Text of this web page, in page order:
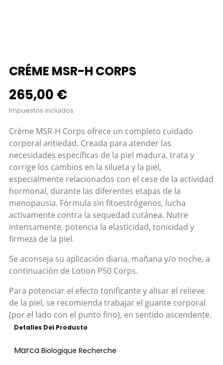
CRÉME MSR-H CORPS
265,00 €
Impuestos incluidos
Crème MSR-H Corps ofrece un completo cuidado
corporal antiedad. Creada para atender las
necesidades específicas de la piel madura, trata y
corrige los cambios en la silueta y la piel,
especialmente relacionados con el cese de la actividad
hormonal, durante las diferentes etapas de la
menopausia. Fórmula sin fitoestrógenos, lucha
activamente contra la sequedad cutánea. Nutre
intensamente, potencia la elasticidad, tonicidad y
firmeza de la piel.
Se aconseja su aplicación diaria, mañana y/o noche, a
continuación de Lotion P50 Corps.
Para potenciar el efecto tonificante y alisar el relieve
de la piel, se recomienda trabajar el guante corporal
(por el lado con el punto fino), en sentido ascendente.
Detalles Del Producto
Marca Biologique Recherche